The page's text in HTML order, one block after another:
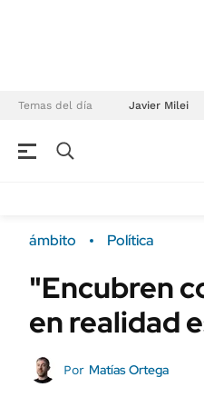
Temas del día Javier Milei
Campo
FINANZAS
Mercados
ámbito Política
"Encubren
en realidad
Por Matías Ortega